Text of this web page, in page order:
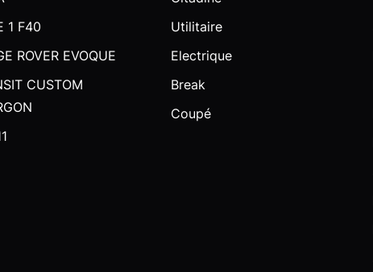
1 F40
ROVER EVOQUE
CUSTOM
Utilitaire
Electrique
Break
Coupé